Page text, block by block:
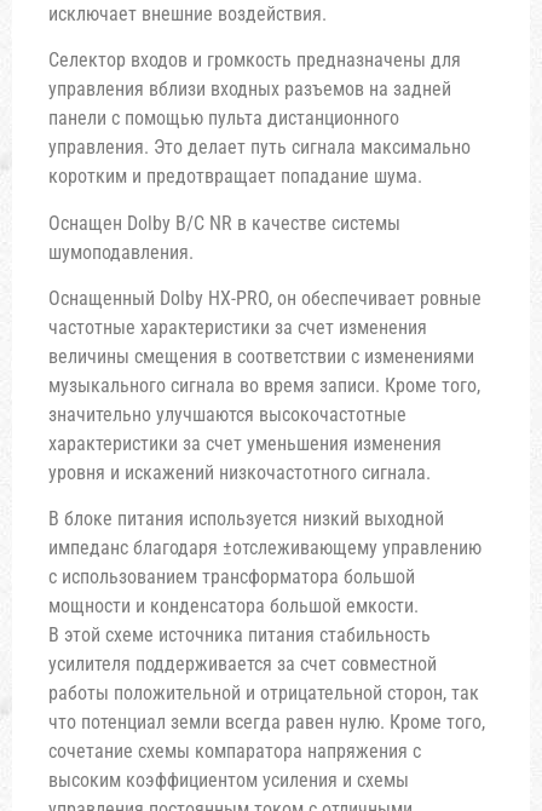
исключает внешние воздействия.
Селектор входов и громкость предназначены для
управления вблизи входных разъемов на задней
панели с помощью пульта дистанционного
управления. Это делает путь сигнала максимально
коротким и предотвращает попадание шума.
Оснащен Dolby B/C NR в качестве системы
шумоподавления.
Оснащенный Dolby HX-PRO, он обеспечивает ровные
частотные характеристики за счет изменения
величины смещения в соответствии с изменениями
музыкального сигнала во время записи. Кроме того,
значительно улучшаются высокочастотные
характеристики за счет уменьшения изменения
уровня и искажений низкочастотного сигнала.
В блоке питания используется низкий выходной
импеданс благодаря ±отслеживающему управлению
с использованием трансформатора большой
мощности и конденсатора большой емкости.
В этой схеме источника питания стабильность
усилителя поддерживается за счет совместной
работы положительной и отрицательной сторон, так
что потенциал земли всегда равен нулю. Кроме того,
сочетание схемы компаратора напряжения с
высоким коэффициентом усиления и схемы